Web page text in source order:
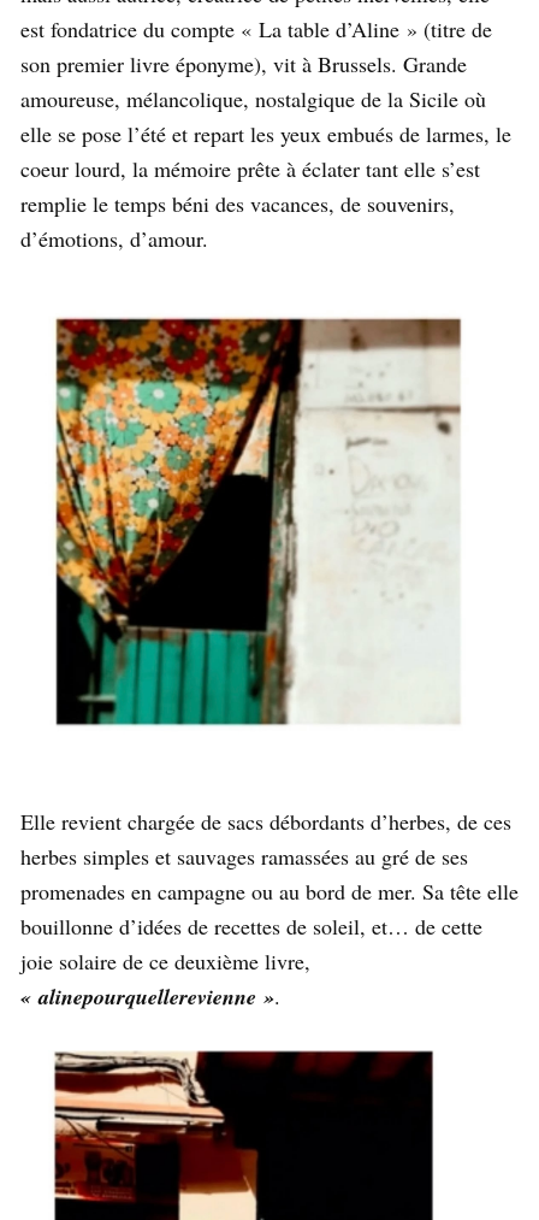
est fondatrice du compte « La table d’Aline » (titre de
son premier livre éponyme), vit à Brussels. Grande
amoureuse, mélancolique, nostalgique de la Sicile où
elle se pose l’été et repart les yeux embués de larmes, le
coeur lourd, la mémoire prête à éclater tant elle s’est
remplie le temps béni des vacances, de souvenirs,
d’émotions, d’amour.
Elle revient chargée de sacs débordants d’herbes, de ces
herbes simples et sauvages ramassées au gré de ses
promenades en campagne ou au bord de mer. Sa tête elle
bouillonne d’idées de recettes de soleil, et… de cette
joie solaire de ce deuxième livre,
« alinepourquellerevienne ».